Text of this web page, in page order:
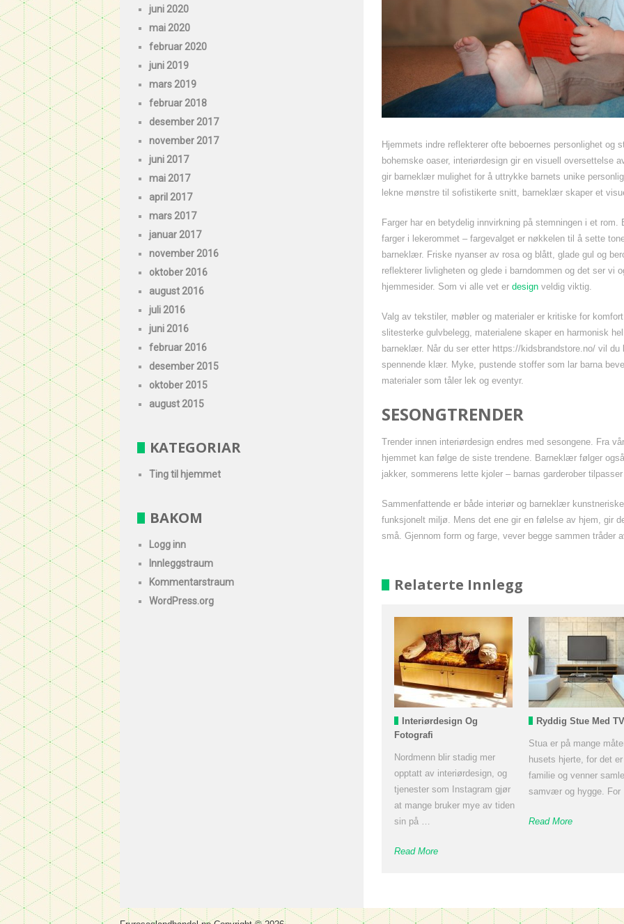
Hjemmets indre reflekterer ofte beboernes personlighet og
bohemske oaser, interiørdesign gir en visuell oversettelse
gir barneklær mulighet for å uttrykke barnets unike
lekne mønstre til sofistikerte snitt, barneklær skaper et
Farger har en betydelig innvirkning på stemningen i et
farger i lekerommet – fargevalget er nøkkelen til å sette
barneklær. Friske nyanser av rosa og blått, glade gul og
reflekterer livligheten og glede i barndommen og det ser vi
hjemmesider. Som vi alle vet er design veldig viktig.
Valg av tekstiler, møbler og materialer er kritiske for
slitesterke gulvbelegg, materialene skaper en harmonisk
barneklær. Når du ser etter https://kidsbrandstore.no/ vil
spennende klær. Myke, pustende stoffer som lar barna
materialer som tåler lek og eventyr.
SESONGTRENDER
Trender innen interiørdesign endres med sesongene. Fra
hjemmet kan følge de siste trendene. Barneklær følger
jakker, sommerens lette kjoler – barnas garderober
Sammenfattende er både interiør og barneklær
funksjonelt miljø. Mens det ene gir en følelse av hjem, gir
små. Gjennom form og farge, vever begge sammen
Relaterte Innlegg
Interiørdesign Og
Fotografi
Nordmenn blir stadig mer
opptatt av interiørdesign, og
tjenester som Instagram gjør
at mange bruker mye av tiden
sin på …
Read More
Ryddig Stue Med
Stua er på mange
husets hjerte, for det er
familie og venner
samvær og hygge.
Read More
juni 2020
mai 2020
februar 2020
juni 2019
mars 2019
februar 2018
desember 2017
november 2017
juni 2017
mai 2017
april 2017
mars 2017
januar 2017
november 2016
oktober 2016
august 2016
juli 2016
juni 2016
februar 2016
desember 2015
oktober 2015
august 2015
KATEGORIAR
Ting til hjemmet
BAKOM
Logg inn
Innleggstraum
Kommentarstraum
WordPress.org